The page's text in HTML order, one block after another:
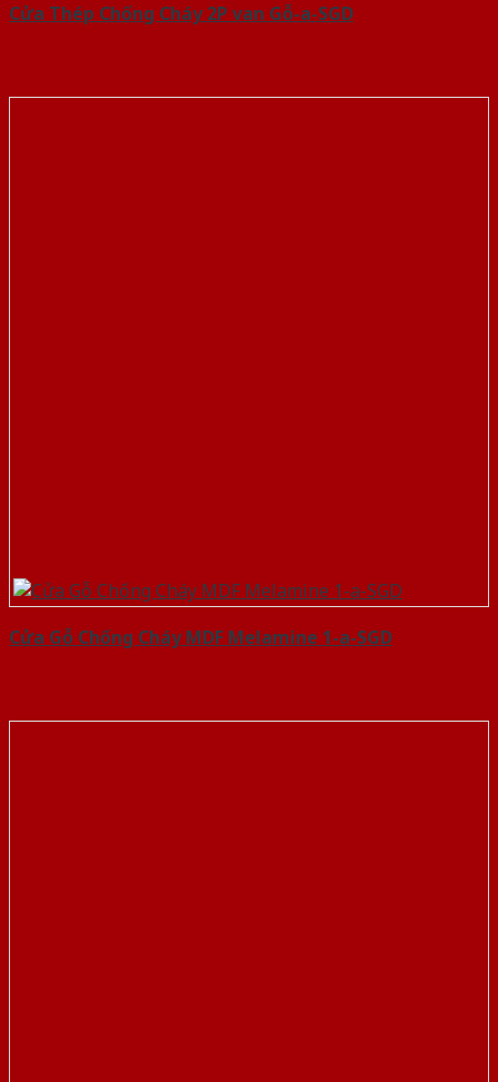
Cửa Thép Chống Cháy 2P van Gỗ-a-SGD
Cửa Gỗ Chống Cháy MDF Melamine 1-a-SGD